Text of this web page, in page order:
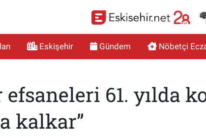
Eskişehir Gündem Nöbetçi
61. yılda
kalkar”